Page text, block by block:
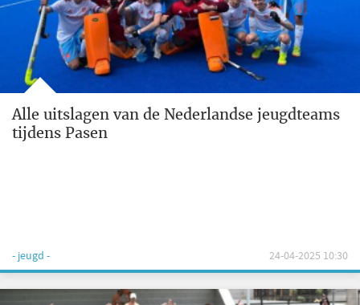
Alle uitslagen van de Nederlandse jeugdteams
tijdens Pasen
- jeugd - 24-04-2025 10:30